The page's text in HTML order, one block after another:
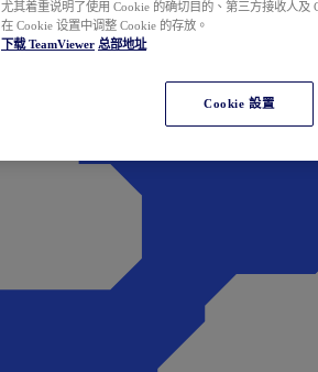
尤其着重说明了使用 Cookie 的确切目的、第三方接收人
在 Cookie 设置中调整 Cookie 的存放。
下载 TeamViewer 总部地址
Cookie 設置